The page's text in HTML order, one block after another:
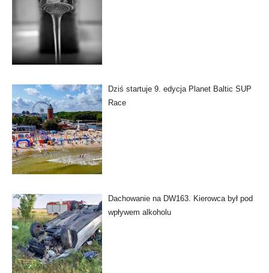
Dziś startuje 9. edycja Planet Baltic SUP
Race
Dachowanie na DW163. Kierowca był pod
wpływem alkoholu